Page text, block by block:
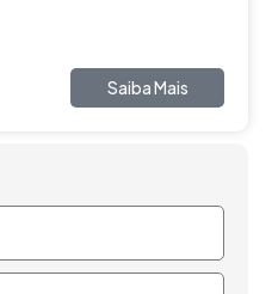
Saiba Mais